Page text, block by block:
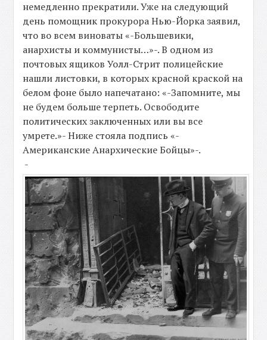
немедленно прекратили. Уже на следующий
день помощник прокурора Нью-Йорка заявил,
что во всем виноваты «-Большевики,
анархисты и коммунисты…»-. В одном из
почтовых ящиков Уолл-Стрит полицейские
нашли листовки, в которых красной краской на
белом фоне было напечатано: «-Запомните, мы
не будем больше терпеть. Освободите
политических заключенных или вы все
умрете.»- Ниже стояла подпись «-
Американские Анархические Бойцы»-.
-